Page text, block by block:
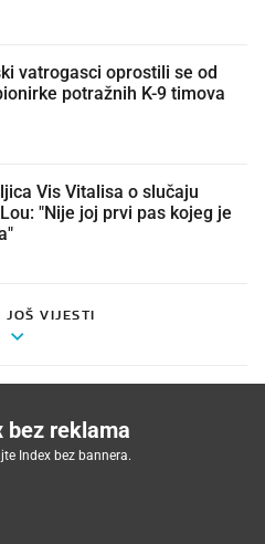
vatrogasci oprostili se od
potražnih K-9 timova
Vis Vitalisa o slučaju
"Nije joj prvi pas kojeg je
VIJESTI
bez reklama
Index bez bannera.